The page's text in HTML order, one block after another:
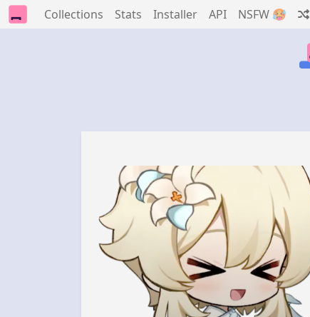
Collections Stats Installer API NSFW 🥵